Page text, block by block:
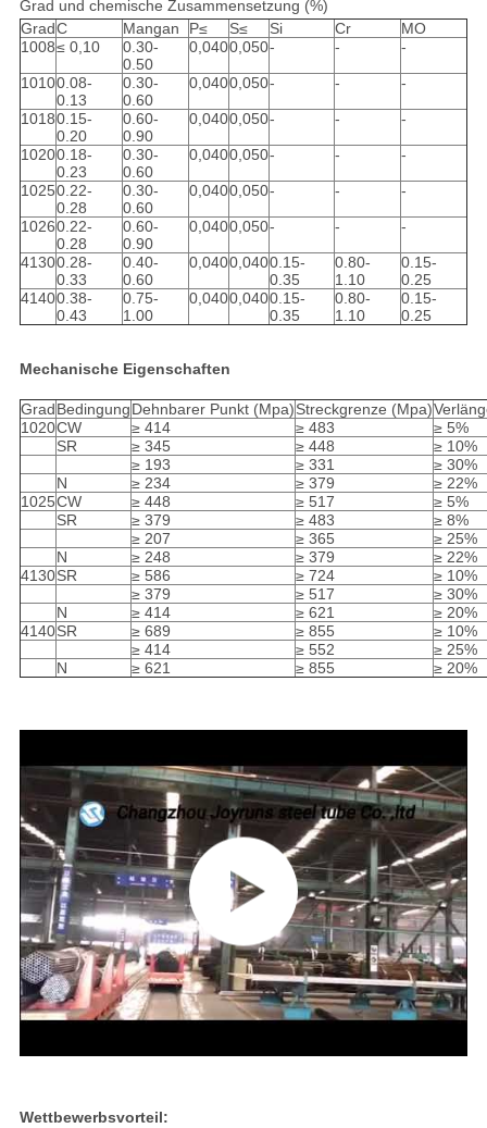
Grad und chemische Zusammensetzung (%)
GradC Mangan P≤ S≤ Si Cr
MO
1008≤ 0,10
0.30-
0.50
0,0400,050- - -
10100.08-
0.13
0.30-
0.60
0,0400,050- - -
10180.15-
0.20
0.60-
0.90
0,0400,050- - -
10200.18-
0.23
0.30-
0.60
0,0400,050- - -
10250.22-
0.28
0.30-
0.60
0,0400,050- - -
10260.22-
0.28
0.60-
0.90
0,0400,050- - -
41300.28-
0.33
0.40-
0.60
0,0400,0400.15-
0.35
0.80-
1.10
0.15-
0.25
41400.38-
0.43
0.75-
1.00
0,0400,0400.15-
0.35
0.80-
1.10
0.15-
0.25
Mechanische Eigenschaften
GradBedingungDehnbarer Punkt (Mpa)Streckgrenze (Mpa)
1020CW ≥ 414 ≥ 483
≥ 5%
SR
≥ 345 ≥ 448
≥ 10%
≥ 193
≥ 331
≥ 30%
N
≥ 234 ≥ 379
≥ 22%
1025CW ≥ 448 ≥ 517
≥ 5%
SR
≥ 379 ≥ 483
≥ 8%
≥ 207
≥ 365
≥ 25%
N
≥ 248 ≥ 379
≥ 22%
4130SR ≥ 586 ≥ 724
≥ 10%
≥ 379
≥ 517
≥ 30%
N
≥ 414 ≥ 621
≥ 20%
4140SR ≥ 689 ≥ 855
≥ 10%
≥ 414
≥ 552
≥ 25%
N
≥ 621 ≥ 855 ≥ 20%
Wettbewerbsvorteil: